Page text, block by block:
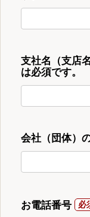
支社名（支店
は必須です。
会社（団体）
お電話番号